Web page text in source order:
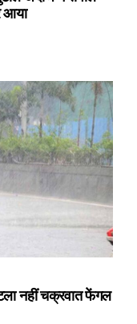
आया
नहीं चक्रवात फेंगल